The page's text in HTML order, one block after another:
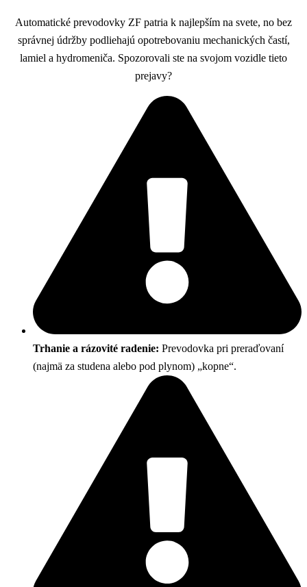
Automatické prevodovky ZF patria k najlepším na svete, no bez
správnej údržby podliehajú opotrebovaniu mechanických častí,
lamiel a hydromeniča. Spozorovali ste na svojom vozidle tieto
prejavy?
Trhanie a rázovité radenie: Prevodovka pri preraďovaní
(najmä za studena alebo pod plynom) „kopne“.